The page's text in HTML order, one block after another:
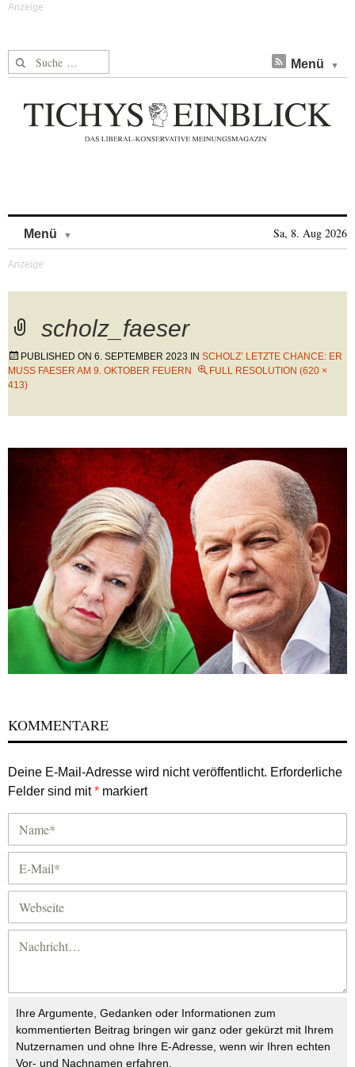
Suche nach: Menü
Menü Sa, 8. Aug 2026
scholz_faeser
PUBLISHED ON 6. SEPTEMBER 2023 IN SCHOLZ’ LETZTE CHANCE: ER
MUSS FAESER AM 9. OKTOBER FEUERN
FULL RESOLUTION (620 ×
413)
KOMMENTARE
Deine E-Mail-Adresse wird nicht veröffentlicht. Erforderliche
Felder sind mit* markiert
Ihre Argumente, Gedanken oder Informationen zum
kommentierten Beitrag bringen wir ganz oder gekürzt mit Ihrem
Nutzernamen und ohne Ihre E-Adresse, wenn wir Ihren echten
Vor- und Nachnamen erfahren.